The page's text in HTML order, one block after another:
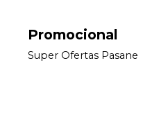
Promocional
Super Ofertas Pasane